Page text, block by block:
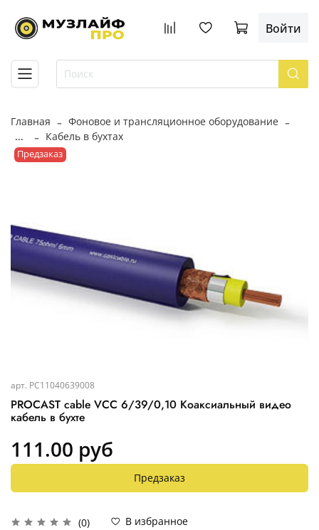
Войти
Главная
Фоновое и трансляционное оборудование
...
Кабель в бухтах
Предзаказ
арт. PC11040639008
PROCAST cable VCC 6/39/0,10 Коаксиальный видео
кабель в бухте
(0)
В избранное
111.00 руб
Предзаказ